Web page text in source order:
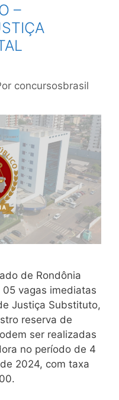
–
concursosbrasil
de Rondônia
vagas imediatas
Justiça Substituto,
reserva de
ser realizadas
no período de 4
2024, com taxa